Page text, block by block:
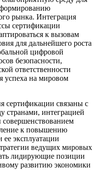
формированию
рынка. Интеграция
сертификации
к вызовам
для дальнейшего роста
цифровой
безопасности,
ответственности
успеха на мировом
сертификации связаны с
странами, интеграцией
к повышению
ее эксплуатации
ведущих мировых
лидирующие позиции
развитию экономики